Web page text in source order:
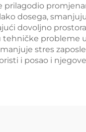
prilagodio
dosega,
dovoljno
tehničke
stres
i posao i